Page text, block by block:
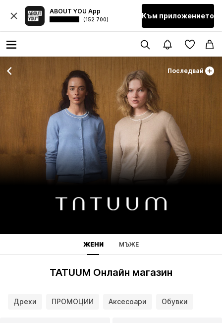
ABOUT YOU App
(152 700) Към приложението
Последвай
ЖЕНИ МЪЖЕ
TATUUM Онлайн магазин
Дрехи ПРОМОЦИИ Аксесоари Обувки